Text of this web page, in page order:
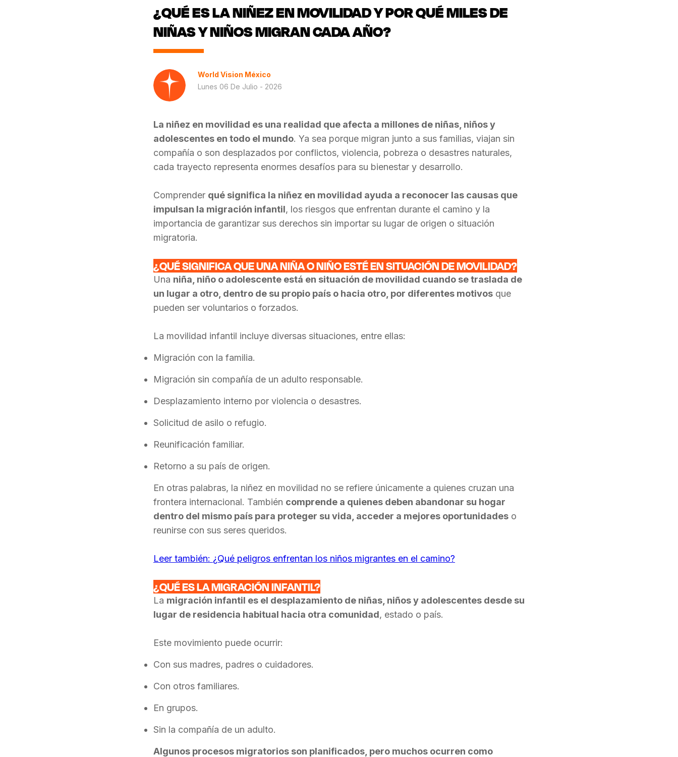
¿QUÉ ES LA NIÑEZ EN MOVILIDAD Y POR QUÉ MILES DE
NIÑAS Y NIÑOS MIGRAN CADA AÑO?
World Vision México
Lunes 06 De Julio - 2026
La niñez en movilidad es una realidad que afecta a millones de niñas, niños y
adolescentes en todo el mundo. Ya sea porque migran junto a sus familias, viajan sin
compañía o son desplazados por conflictos, violencia, pobreza o desastres naturales,
cada trayecto representa enormes desafíos para su bienestar y desarrollo.
Comprender qué significa la niñez en movilidad ayuda a reconocer las causas que
impulsan la migración infantil, los riesgos que enfrentan durante el camino y la
importancia de garantizar sus derechos sin importar su lugar de origen o situación
migratoria.
¿QUÉ SIGNIFICA QUE UNA NIÑA O NIÑO ESTÉ EN SITUACIÓN DE MOVILIDAD?
Una niña, niño o adolescente está en situación de movilidad cuando se traslada de
un lugar a otro, dentro de su propio país o hacia otro, por diferentes motivos que
pueden ser voluntarios o forzados.
La movilidad infantil incluye diversas situaciones, entre ellas:
Migración con la familia.
Migración sin compañía de un adulto responsable.
Desplazamiento interno por violencia o desastres.
Solicitud de asilo o refugio.
Reunificación familiar.
Retorno a su país de origen.
En otras palabras, la niñez en movilidad no se refiere únicamente a quienes cruzan una
frontera internacional. También comprende a quienes deben abandonar su hogar
dentro del mismo país para proteger su vida, acceder a mejores oportunidades o
reunirse con sus seres queridos.
Leer también: ¿Qué peligros enfrentan los niños migrantes en el camino?
¿QUÉ ES LA MIGRACIÓN INFANTIL?
La migración infantil es el desplazamiento de niñas, niños y adolescentes desde su
lugar de residencia habitual hacia otra comunidad, estado o país.
Este movimiento puede ocurrir:
Con sus madres, padres o cuidadores.
Con otros familiares.
En grupos.
Sin la compañía de un adulto.
Algunos procesos migratorios son planificados, pero muchos ocurren como